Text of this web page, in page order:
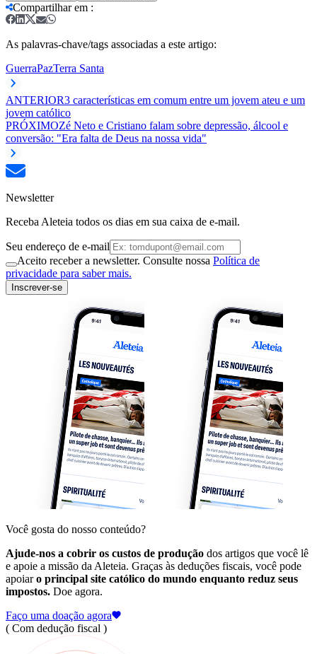
Compartilhar em :
As palavras-chave/tags associadas a este artigo:
GuerraPazTerra Santa
ANTERIOR3 características em comum entre um jovem ateu e um
jovem católico
PRÓXIMOZé Neto e Cristiano falam sobre depressão, álcool e
conversão: "Era falta de Deus na nossa vida"
Newsletter
Receba Aleteia todos os dias em sua caixa de e-mail.
Seu endereço de e-mail
Aceito receber a newsletter. Consulte nossa Política de
privacidade para saber mais.
Inscrever-se
Você gosta do nosso conteúdo?
Ajude-nos a cobrir os custos de produção dos artigos que você lê
e apoie a missão da Aleteia. Graças às deduções fiscais, você pode
apoiaro principal site católico do mundo enquanto reduz seus
impostos. Doe agora.
Faço uma doação agora
( Com dedução fiscal )